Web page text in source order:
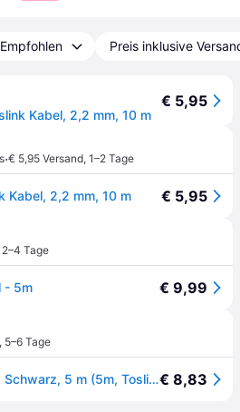
Empfohlen Preis inklusive
Kabel, 2,2 mm, 10 m
€ 5,95
·€ 5,95 Versand, 1–2 Tage
Kabel, 2,2 mm, 10 m € 5,95
2–4 Tage
- 5m € 9,99
, 5–6 Tage
Goobay Lichtwellenleiter, Schwarz, 5 m (5m, Toslink Kabel), Audiokabel€ 8,83